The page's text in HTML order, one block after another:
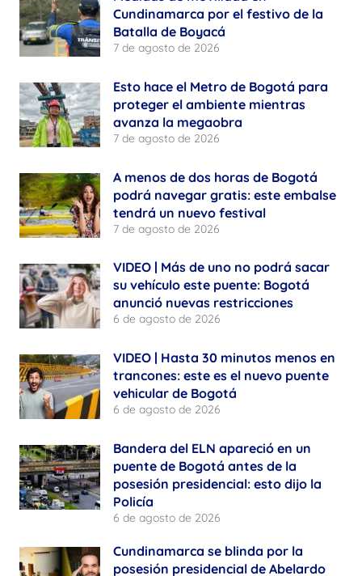
Cundinamarca por el festivo de la
Batalla de Boyacá
7 de agosto de 2026
Esto hace el Metro de Bogotá para
proteger el ambiente mientras
avanza la megaobra
7 de agosto de 2026
A menos de dos horas de Bogotá
podrá navegar gratis: este embalse
tendrá un nuevo festival
7 de agosto de 2026
VIDEO | Más de uno no podrá sacar
su vehículo este puente: Bogotá
anunció nuevas restricciones
6 de agosto de 2026
VIDEO | Hasta 30 minutos menos en
trancones: este es el nuevo puente
vehicular de Bogotá
6 de agosto de 2026
Bandera del ELN apareció en un
puente de Bogotá antes de la
posesión presidencial: esto dijo la
Policía
6 de agosto de 2026
Cundinamarca se blinda por la
posesión presidencial de Abelardo